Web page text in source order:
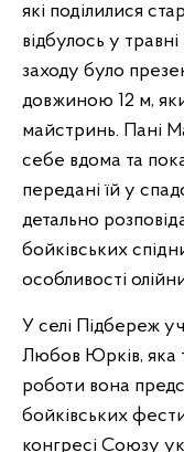
які поділилися
відбулось у
заходу було
довжиною 12 м,
майстринь. Пані
себе вдома та
передані їй у
детально
бойківських
особливості
У селі Підбереж
Любов Юрків, яка
роботи вона
бойківських
конгресі Союзу